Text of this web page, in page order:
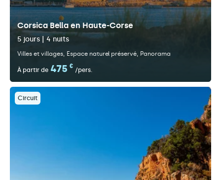
Corsica Bella en Haute-Corse
5 jours | 4 nuits
Villes et villages Espace naturel préservé Panorama
À partir de 475 €
/pers.
Circuit